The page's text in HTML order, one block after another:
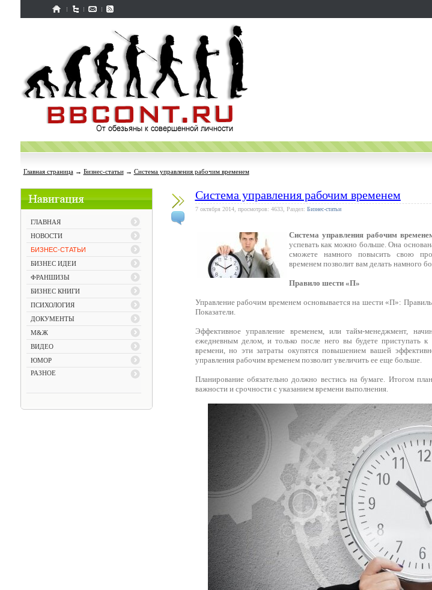
Главная страница→ Бизнес-статьи→ Система управления рабочим временем
ГЛАВНАЯ
НОВОСТИ
БИЗНЕС-СТАТЬИ
БИЗНЕС ИДЕИ
ФРАНШИЗЫ
БИЗНЕС КНИГИ
ПСИХОЛОГИЯ
ДОКУМЕНТЫ
М&Ж
ВИДЕО
ЮМОР
РАЗНОЕ
Система управления рабочим временем
7 октября 2014, просмотров: 4633, Раздел: Бизнес-статьи
Система управления рабочим
успевать как можно больше. Она
сможете намного повысить свою
временем позволит вам делать намного
Правило шести «П»
Управление рабочим временем основывается на шести «П»:
Показатели.
Эффективное управление временем, или тайм-менеджмент,
ежедневным делом, и только после него вы будете приступать
времени, но эти затраты окупятся повышением вашей
управления рабочим временем позволит увеличить ее еще больше.
Планирование обязательно должно вестись на бумаге. Итогом
важности и срочности с указанием времени выполнения.